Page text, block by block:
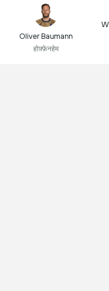
Oliver Baumann
होफ़्फ़ेनहेम